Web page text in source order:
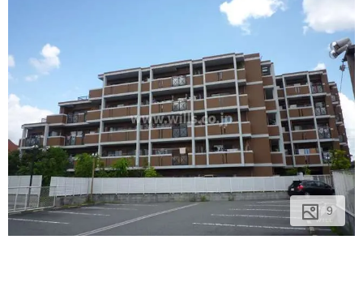
9
9
9